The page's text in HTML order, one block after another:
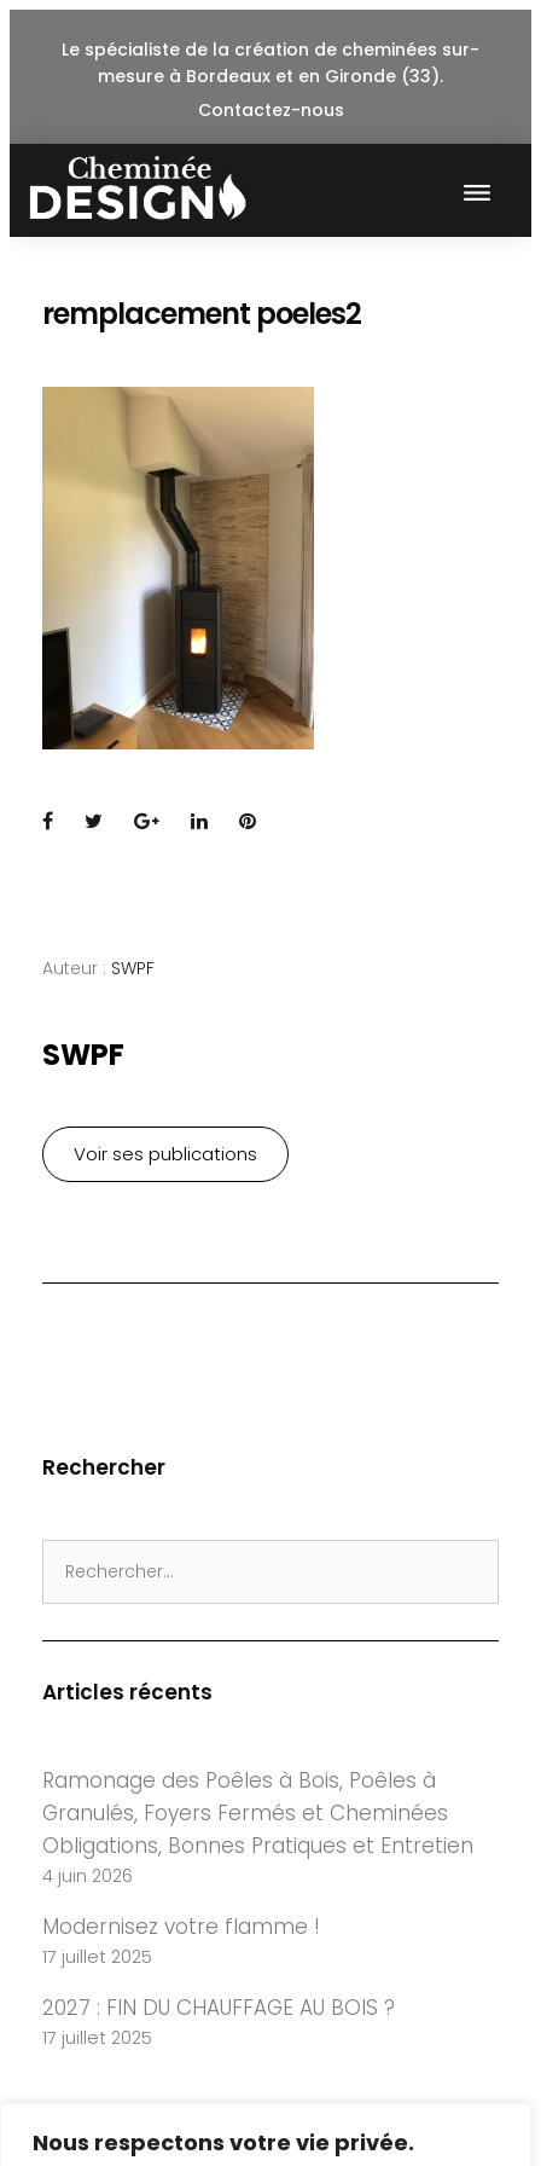
Nous respectons votre vie privée.
Le spécialiste de la création de cheminées sur-
mesure à Bordeaux et en Gironde (33).
Contactez-nous
remplacement poeles2
Facebook
TwitterGoogle+
LinkedInPinterest
Auteur : SWPF
SWPF
Voir ses publications
Rechercher
for:
Articles récents
Ramonage des Poêles à Bois, Poêles à
Granulés, Foyers Fermés et Cheminées
Obligations, Bonnes Pratiques et Entretien
4 juin 2026
Modernisez votre flamme !
17 juillet 2025
2027 : FIN DU CHAUFFAGE AU BOIS ?
17 juillet 2025